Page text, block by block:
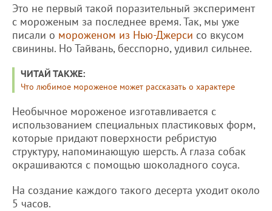
Это не первый такой поразительный эксперимент
с мороженым за последнее время. Так, мы уже
писали о мороженом из Нью-Джерси со вкусом
свинины. Но Тайвань, бесспорно, удивил сильнее.
ЧИТАЙ ТАКЖЕ:
Что любимое мороженое может рассказать о характере
Необычное мороженое изготавливается с
использованием специальных пластиковых форм,
которые придают поверхности ребристую
структуру, напоминающую шерсть. А глаза собак
окрашиваются с помощью шоколадного соуса.
На создание каждого такого десерта уходит около
5 часов.